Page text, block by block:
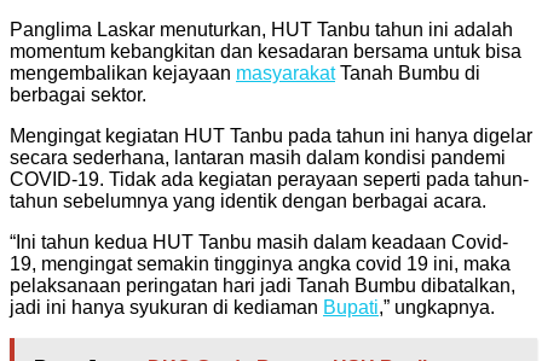
Panglima Laskar menuturkan, HUT Tanbu tahun ini adalah
momentum kebangkitan dan kesadaran bersama untuk bisa
mengembalikan kejayaan masyarakatTanah Bumbu di
berbagai sektor.
Mengingat kegiatan HUT Tanbu pada tahun ini hanya digelar
secara sederhana, lantaran masih dalam kondisi pandemi
COVID-19. Tidak ada kegiatan perayaan seperti pada tahun-
tahun sebelumnya yang identik dengan berbagai acara.
“Ini tahun kedua HUT Tanbu masih dalam keadaan Covid-
19, mengingat semakin tingginya angka covid 19 ini, maka
pelaksanaan peringatan hari jadi Tanah Bumbu dibatalkan,
jadi ini hanya syukuran di kediaman Bupati,” ungkapnya.